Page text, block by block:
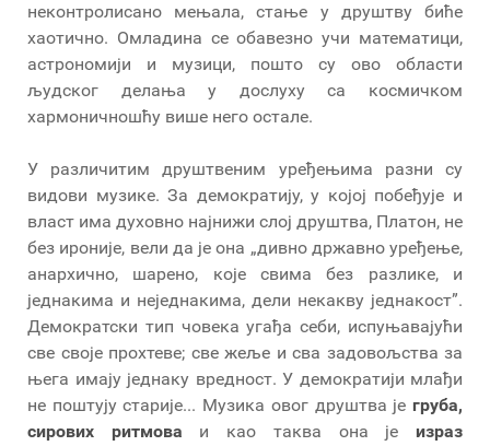
неконтролисано мењала, стање у друштву биће
хаотично. Омладина се обавезно учи математици,
астрономији и музици, пошто су ово области
људског делања у дослуху са космичком
хармоничношћу више него остале.
У различитим друштвеним уређењима разни су
видови музике. За демократију, у којој побеђује и
власт има духовно најнижи слој друштва, Платон, не
без ироније, вели да је она „дивно државно уређење,
анархично, шарено, које свима без разлике, и
једнакима и неједнакима, дели некакву једнакост”.
Демократски тип човека угађа себи, испуњавајући
све своје прохтеве; све жеље и сва задовољства за
њега имају једнаку вредност. У демократији млађи
не поштују старије... Музика овог друштва је груба,
сирових ритмова и као таква она је израз